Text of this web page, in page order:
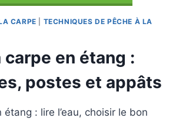
CARPE
TECHNIQUES DE PÊCHE À LA
carpe en étang :
postes et appâts
: lire l’eau, choisir le bon